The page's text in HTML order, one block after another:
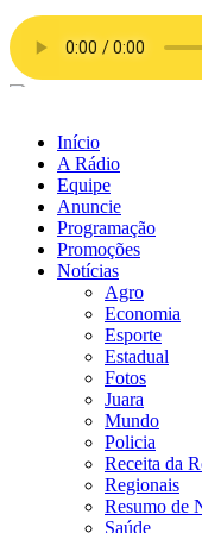
Ir
para
o
conteúdo
Início
A Rádio
Equipe
Anuncie
Programação
Promoções
Notícias
Agro
Economia
Esporte
Estadual
Fotos
Juara
Mundo
Policia
Receita da
Regionais
Resumo de
Saúde